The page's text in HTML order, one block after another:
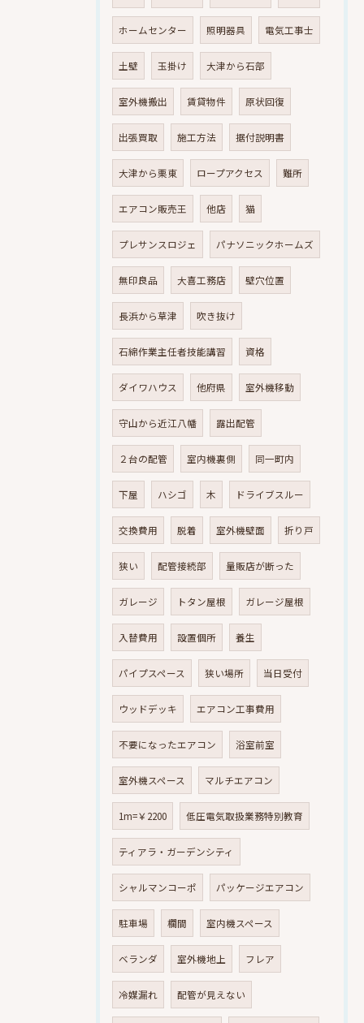
ホームセンター 照明器具 電気工事士
土壁 玉掛け 大津から石部
室外機搬出 賃貸物件 原状回復
出張買取 施工方法 据付説明書
大津から栗東 ロープアクセス 難所
エアコン販売王 他店 猫
プレサンスロジェ パナソニックホームズ
無印良品 大喜工務店 壁穴位置
長浜から草津 吹き抜け
石綿作業主任者技能講習 資格
ダイワハウス 他府県 室外機移動
守山から近江八幡 露出配管
２台の配管 室内機裏側 同一町内
下屋 ハシゴ 木 ドライブスルー
交換費用 脱着 室外機壁面 折り戸
狭い 配管接続部 量販店が断った
ガレージ トタン屋根 ガレージ屋根
入替費用 設置個所 養生
パイプスペース 狭い場所 当日受付
ウッドデッキ エアコン工事費用
不要になったエアコン 浴室前室
室外機スペース マルチエアコン
1m=￥2200 低圧電気取扱業務特別教育
ティアラ・ガーデンシティ
シャルマンコーポ パッケージエアコン
駐車場 欄間 室内機スペース
ベランダ 室外機地上 フレア
冷媒漏れ 配管が見えない